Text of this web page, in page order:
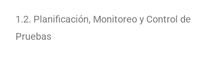
1.2. Planificación, Monitoreo y Control de
Pruebas